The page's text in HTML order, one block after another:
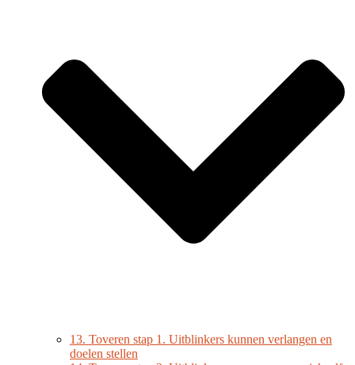
13. Toveren stap 1. Uitblinkers kunnen verlangen en
doelen stellen